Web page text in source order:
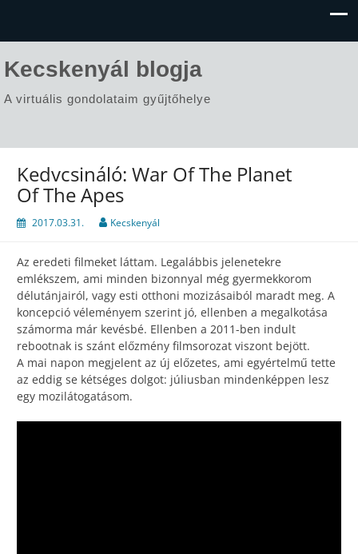
Kecskenyál blogja
A virtuális gondolataim gyűjtőhelye
Kedvcsináló: War Of The Planet
Of The Apes
2017.03.31. Kecskenyál
Az eredeti filmeket láttam. Legalábbis jelenetekre
emlékszem, ami minden bizonnyal még gyermekkorom
délutánjairól, vagy esti otthoni mozizásaiból maradt meg. A
koncepció véleményem szerint jó, ellenben a megalkotása
számorma már kevésbé. Ellenben a 2011-ben indult
rebootnak is szánt előzmény filmsorozat viszont bejött.
A mai napon megjelent az új előzetes, ami egyértelmű tette
az eddig se kétséges dolgot: júliusban mindenképpen lesz
egy mozilátogatásom.